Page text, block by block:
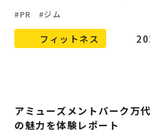
PR ジム
フィットネス
アミューズメントパーク万
の魅力を体験レポート